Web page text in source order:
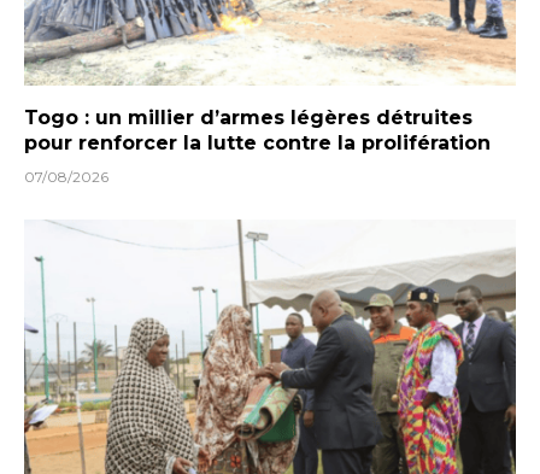
Togo : un millier d’armes légères détruites
pour renforcer la lutte contre la prolifération
07/08/2026